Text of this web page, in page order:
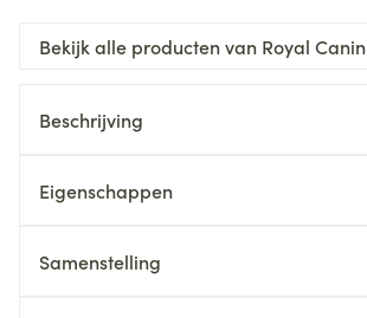
Bekijk alle producten van Royal Canin
Beschrijving
Eigenschappen
Samenstelling